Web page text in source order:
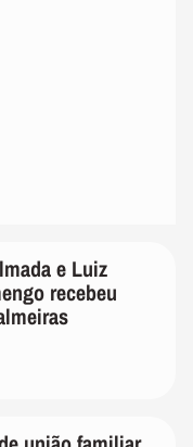
e Luiz
recebeu